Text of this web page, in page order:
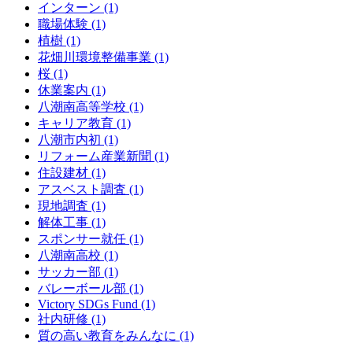
インターン (1)
職場体験 (1)
植樹 (1)
花畑川環境整備事業 (1)
桜 (1)
休業案内 (1)
八潮南高等学校 (1)
キャリア教育 (1)
八潮市内初 (1)
リフォーム産業新聞 (1)
住設建材 (1)
アスベスト調査 (1)
現地調査 (1)
解体工事 (1)
スポンサー就任 (1)
八潮南高校 (1)
サッカー部 (1)
バレーボール部 (1)
Victory SDGs Fund (1)
社内研修 (1)
質の高い教育をみんなに (1)